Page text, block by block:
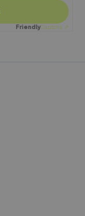
FriendlyCaptcha ⇗